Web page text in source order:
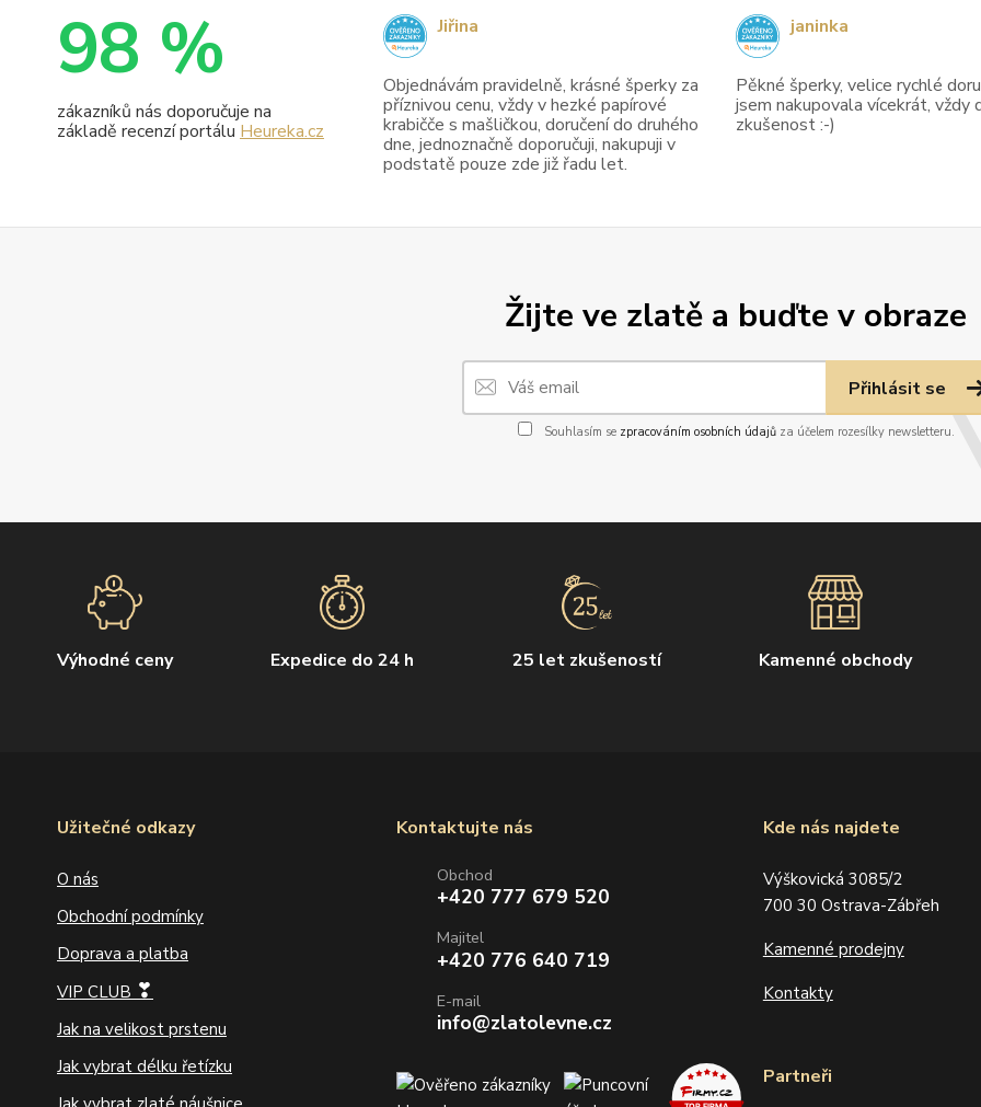
Žijte ve zlatě a buďte v obraze
Přihlásit se
Souhlasím se zpracováním osobních údajůza účelem rozesílky newsletteru.
Výhodné ceny Expedice do 24 h 25 let zkušeností Kamenné obchody
Užitečné odkazy
O nás
Obchodní podmínky
Doprava a platba
VIP CLUB ❣
Jak na velikost prstenu
Jak vybrat délku řetízku
Kde nás najdete
Výškovická 3085/2
700 30 Ostrava-Zábřeh
Kamenné prodejny
Kontakty
Partneři
Kontaktujte nás
Obchod
+420 777 679 520
Majitel
+420 776 640 719
E-mail
info@zlatolevne.cz
98 %
zákazníků nás doporučuje na
základě recenzí portálu Heureka.cz
Objednávám pravidelně, krásné šperky za
příznivou cenu, vždy v hezké papírové
krabičče s mašličkou, doručení do druhého
dne, jednoznačně doporučuji, nakupuji v
podstatě pouze zde již řadu let.
Jiřina
Pěkné šperky, velice rychlé
jsem nakupovala vícekrát, vždy
zkušenost :-)
janinka